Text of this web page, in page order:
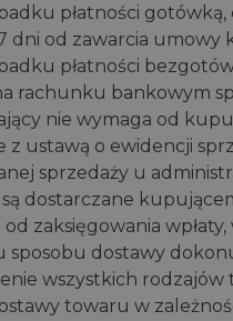
płatności
dni od zawarcia umowy
płatności
rachunku bankowym
nie wymaga od
z ustawą o ewidencji
sprzedaży u
dostarczane
od zaksięgowania
sposobu dostawy
wszystkich
towaru w